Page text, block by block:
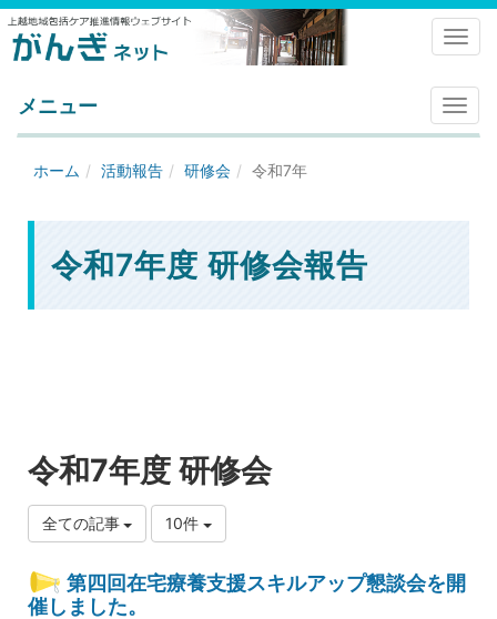
メ
ニ
メニュー
ホーム 活動報告 研修会 令和7年
令和7年度 研修会報告
令和7年度 研修会
全ての記事 10件
第四回在宅療養支援スキルアップ懇談会を開
催しました。